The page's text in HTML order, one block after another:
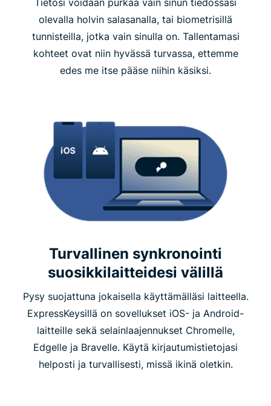
Tietosi voidaan purkaa vain sinun tiedossasi
olevalla holvin salasanalla, tai biometrisillä
tunnisteilla, jotka vain sinulla on. Tallentamasi
kohteet ovat niin hyvässä turvassa, ettemme
edes me itse pääse niihin käsiksi.
Turvallinen synkronointi
suosikkilaitteidesi välillä
Pysy suojattuna jokaisella käyttämälläsi laitteella.
ExpressKeysillä on sovellukset iOS- ja Android-
laitteille sekä selainlaajennukset Chromelle,
Edgelle ja Bravelle. Käytä kirjautumistietojasi
helposti ja turvallisesti, missä ikinä oletkin.